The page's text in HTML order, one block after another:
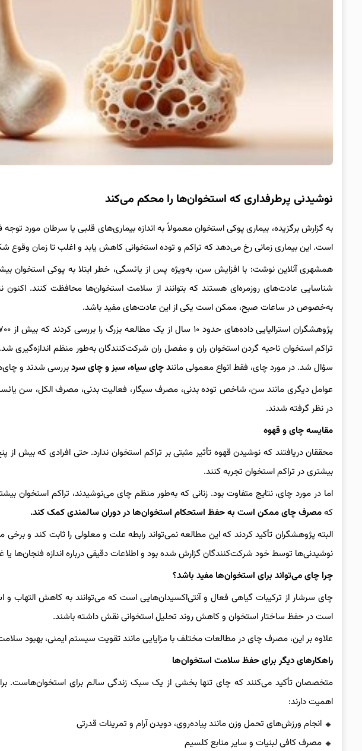
نوشیدنی پرطرفداری که استخوان‌ها را محکم می‌کند
به گزارش برگزیده، بیماری پوکی استخوان معمولاً به اندازه بیماری‌های قلبی یا سرطان مورد توجه
است. این بیماری زمانی رخ می‌دهد که تراکم و توده استخوانی کاهش یابد و اغلب تا زمان
همشهری آنلاین نوشت: با افزایش سن، به‌ویژه پس از یائسگی، خطر ابتلا به پوکی استخوان
شناسایی عادت‌های روزمره‌ای هستند که بتوانند از سلامت استخوان‌ها محافظت کنند.
به‌خصوص در ساعات صبح، ممکن است یکی از این عادت‌های مفید باشد.
تراکم استخوان ناحیه گردن استخوان ران و مفصل ران شرکت‌کنندگان به‌طور منظم اندازه‌گیری
سؤال شد. در مورد چای، فقط انواع معمولی مانند چای سیاه، سبز و چای سردبررسی شدند و
عوامل دیگری مانند سن، شاخص توده بدنی، مصرف سیگار، فعالیت بدنی، مصرف الکل، سن
در نظر گرفته شدند.
مقایسه چای و قهوه
محققان دریافتند که نوشیدن قهوه تأثیر مثبتی بر تراکم استخوان ندارد. حتی افرادی که بیش
بیشتری در تراکم استخوان تجربه کنند.
اما در مورد چای، نتایج متفاوت بود. زنانی که به‌طور منظم چای می‌نوشیدند، تراکم استخوان
کهمصرف چای ممکن است به حفظ استحکام استخوان‌ها در دوران سالمندی کمک کند.
البته پژوهشگران تأکید کردند که این مطالعه نمی‌تواند رابطه علت و معلولی را ثابت کند و
نوشیدنی‌ها توسط خود شرکت‌کنندگان گزارش شده بود و اطلاعات دقیقی درباره اندازه فنجان‌ها
چرا چای می‌تواند برای استخوان‌ها مفید باشد؟
چای سرشار از ترکیبات گیاهی فعال و آنتی‌اکسیدان‌هایی است که می‌توانند به کاهش التهاب
است در حفظ ساختار استخوان و کاهش روند تحلیل استخوانی نقش داشته باشند.
علاوه بر این، مصرف چای در مطالعات مختلف با مزایایی مانند تقویت سیستم ایمنی، بهبود
راهکارهای دیگر برای حفظ سلامت استخوان‌ها
متخصصان تأکید می‌کنند که چای تنها بخشی از یک سبک زندگی سالم برای استخوان‌هاست.
اهمیت دارند:
انجام ورزش‌های تحمل وزن مانند پیاده‌روی، دویدن آرام و تمرینات قدرتی
مصرف کافی لبنیات و سایر منابع کلسیم